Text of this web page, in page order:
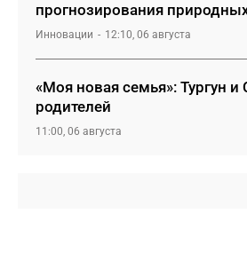
прогнозирования
Инновации 12:10, 06 августа
«Моя новая семья»: Тургун
родителей
11:00, 06 августа